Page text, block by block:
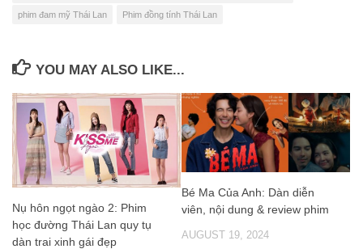
phim đam mỹ Thái Lan Phim đồng tính Thái Lan
YOU MAY ALSO LIKE...
Nụ hôn ngọt ngào 2: Phim
học đường Thái Lan quy tụ
dàn trai xinh gái đẹp
Bé Ma Của Anh: Dàn diễn
viên, nội dung & review phim
AUGUST 19, 2024